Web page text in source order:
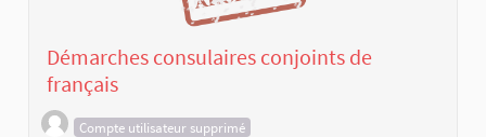
Démarches consulaires conjoints de
français
Compte utilisateur supprimé